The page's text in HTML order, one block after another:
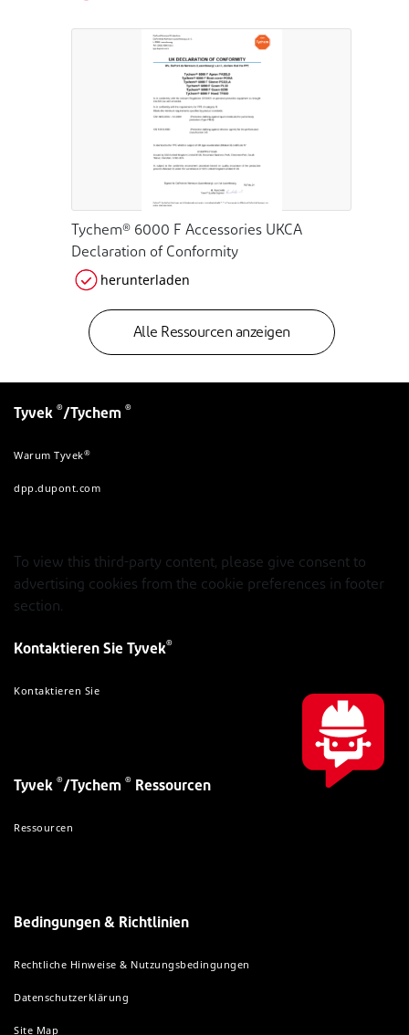
Tychem® 6000 F Accessories UKCA
Declaration of Conformity
herunterladen
Alle Ressourcen anzeigen
Tyvek ®/Tychem ®
Warum Tyvek®
dpp.dupont.com
To view this third-party content, please give consent to
advertising cookies from the cookie preferences in footer
section.
Kontaktieren Sie Tyvek®
Kontaktieren Sie
Tyvek ®/Tychem ® Ressourcen
Ressourcen
Bedingungen & Richtlinien
Rechtliche Hinweise & Nutzungsbedingungen
Datenschutzerklärung
Site Map